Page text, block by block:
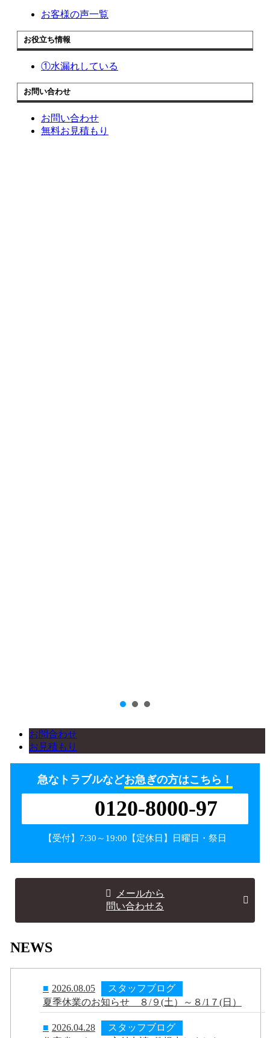
お客様の声一覧
お役立ち情報
①水漏れしている
お問い合わせ
お問い合わせ
無料お見積もり
お問合わせ
お見積もり
急なトラブルなどお急ぎの方はこちら！
0120-8000-97
【受付】7:30～19:00【定休日】日曜日・祭日
メールから
問い合わせる
NEWS
■ 2026.08.05
スタッフブログ
夏季休業のお知らせ ８/９(土）～８/1７(日）
■ 2026.04.28
スタッフブログ